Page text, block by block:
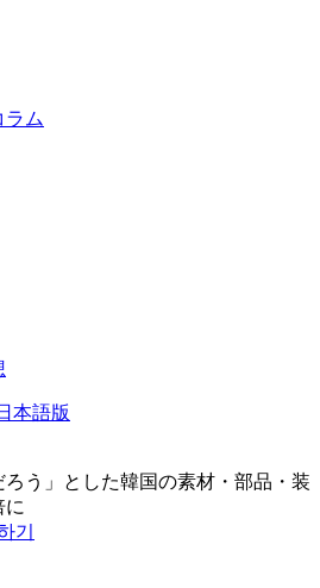
ラム
本語版
う」とした韓国の素材・部品・装
に
기